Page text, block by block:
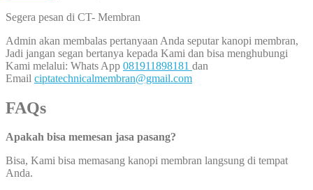
Segera pesan di CT- Membran
Admin akan membalas pertanyaan Anda seputar kanopi membran,
Jadi jangan segan bertanya kepada Kami dan bisa menghubungi
Kami melalui: Whats App 081911898181 dan
Email ciptatechnicalmembran@gmail.com
FAQs
Apakah bisa memesan jasa pasang?
Bisa, Kami bisa memasang kanopi membran langsung di tempat
Anda.